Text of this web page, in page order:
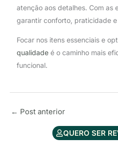
atenção aos detalhes. Com as
garantir conforto, praticidade
Focar nos itens essenciais e
qualidade é o caminho mais
funcional.
← Post anterior
QUERO SER